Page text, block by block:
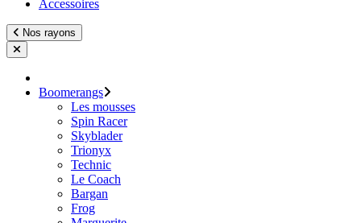
Accessoires
Nos rayons
Boomerangs
Les mousses
Spin Racer
Skyblader
Trionyx
Technic
Le Coach
Bargan
Frog